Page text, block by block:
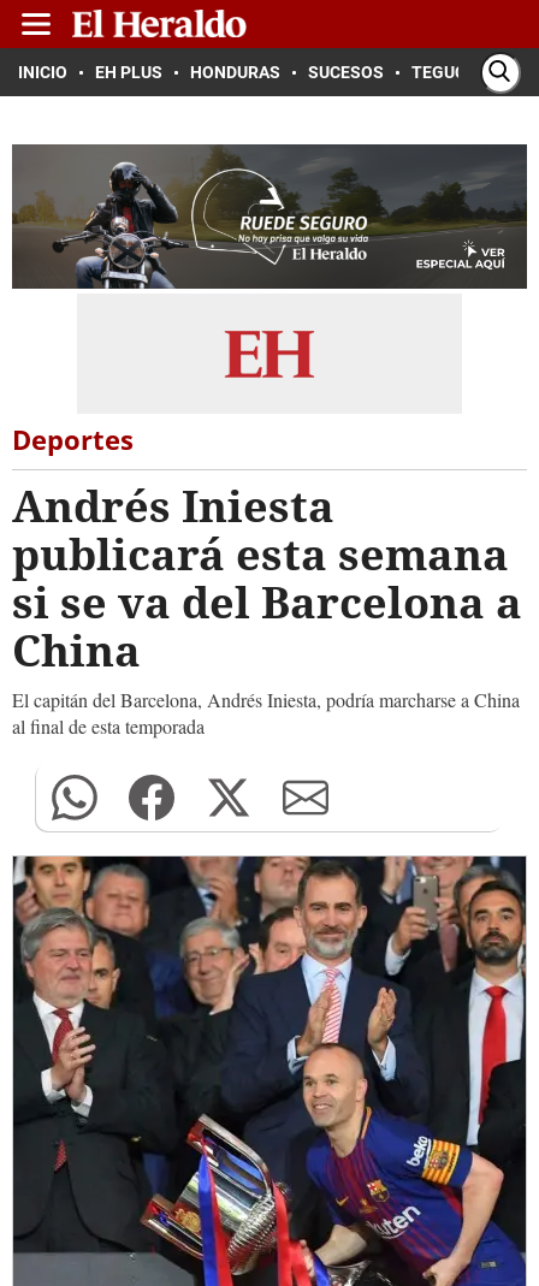
INICIO EH PLUS HONDURAS SUCESOS TEGUCIGALPA
Deportes
Andrés Iniesta
publicará esta semana
si se va del Barcelona a
China
El capitán del Barcelona, Andrés Iniesta, podría marcharse a China
al final de esta temporada